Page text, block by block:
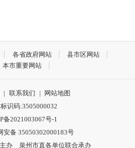
各省政府网站
县市区网站
本市重要网站
| 联系我们 |
网站地图
识码:3505000032
备2021003067号-1
安备 35050302000183号
办 泉州市直各单位联合承办